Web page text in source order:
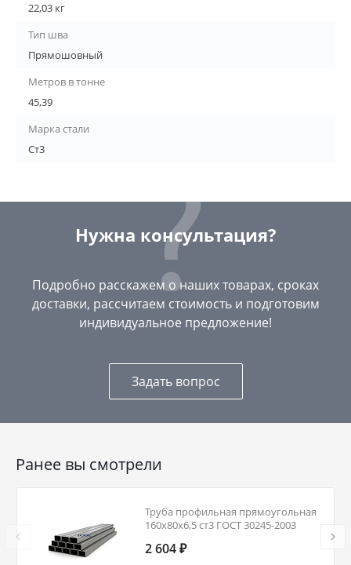
22,03 кг
Тип шва
Прямошовный
Метров в тонне
45,39
Марка стали
Ст3
Нужна консультация?
Подробно расскажем о наших товарах, сроках
доставки, рассчитаем стоимость и подготовим
индивидуальное предложение!
Задать вопрос
Ранее вы смотрели
Труба профильная прямоугольная
160х80х6,5 ст3 ГОСТ 30245-2003
2 604 ₽